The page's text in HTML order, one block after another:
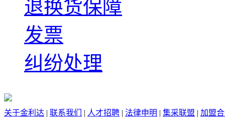
退换货保障
发票
纠纷处理
关于金利达 | 联系我们 | 人才招聘 | 法律申明 | 集采联盟 | 加盟